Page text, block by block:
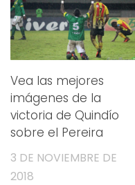
Vea las mejores
imágenes de la
victoria de Quindío
sobre el Pereira
3 DE NOVIEMBRE DE
2018